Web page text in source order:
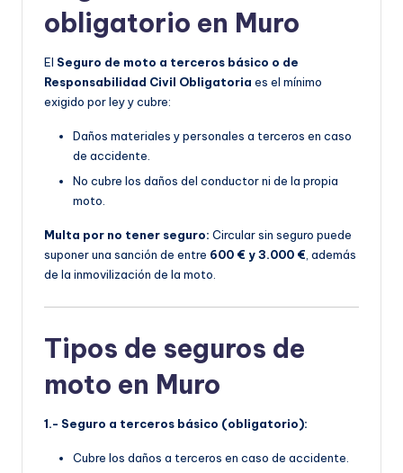
obligatorio en Muro
El Seguro de moto a terceros básico o de
Responsabilidad Civil Obligatoria es el mínimo
exigido por ley y cubre:
Daños materiales y personales a terceros en caso
de accidente.
No cubre los daños del conductor ni de la propia
moto.
Multa por no tener seguro: Circular sin seguro puede
suponer una sanción de entre 600 € y 3.000 € , además
de la inmovilización de la moto.
Tipos de seguros de
moto en Muro
1.- Seguro a terceros básico (obligatorio):
Cubre los daños a terceros en caso de accidente.